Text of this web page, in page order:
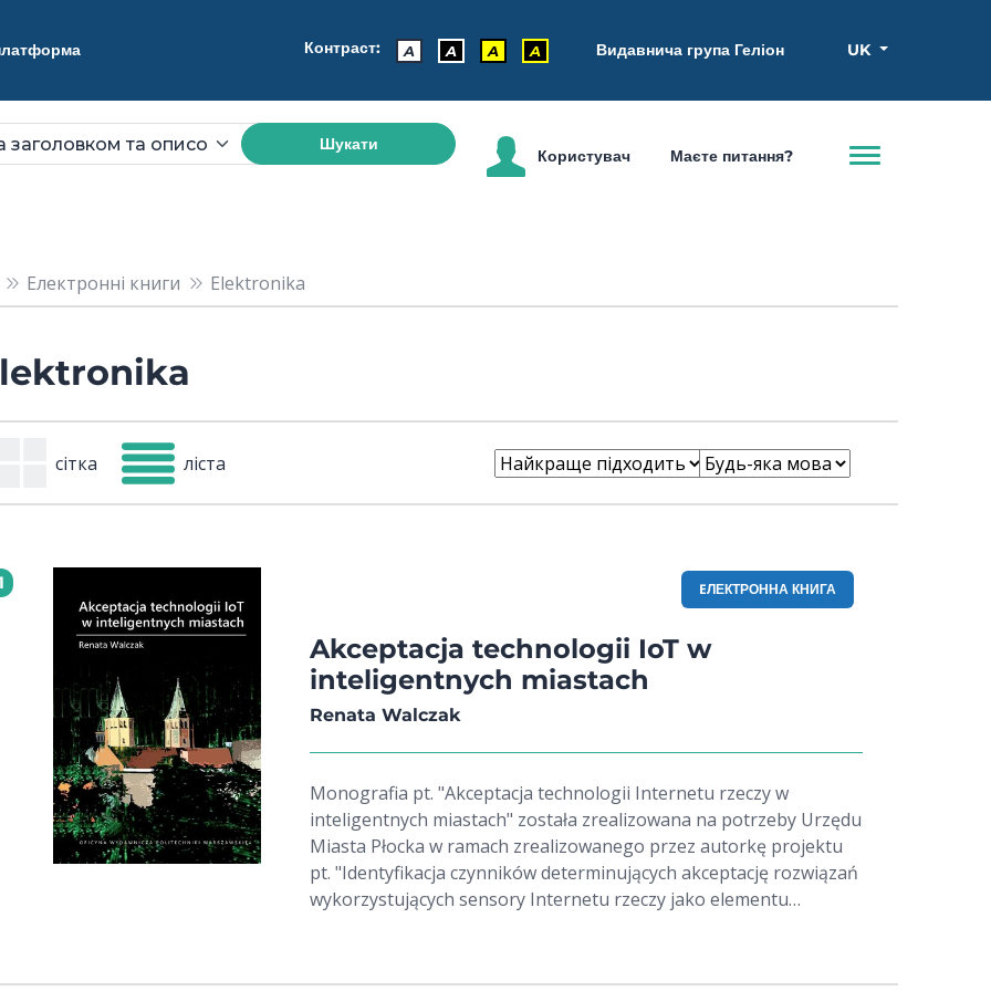
Контраст: A A A A Видавнича група Геліон UK
Шукати
Користувач Маєте питання?
Електронні книги Elektronika
сітка ліста
EЛЕКТРОННА КНИГА
Akceptacja technologii IoT w
inteligentnych miastach
Renata Walczak
Monografia pt. "Akceptacja technologii Internetu rzeczy w
inteligentnych miastach" została zrealizowana na potrzeby Urzędu
Miasta Płocka w ramach zrealizowanego przez autorkę projektu
pt. "Identyfikacja czynników determinujących akceptację rozwiązań
wykorzystujących sensory Internetu rzeczy jako elementu
Prezydenta Płocka w programie "Współpraca z uczelniami